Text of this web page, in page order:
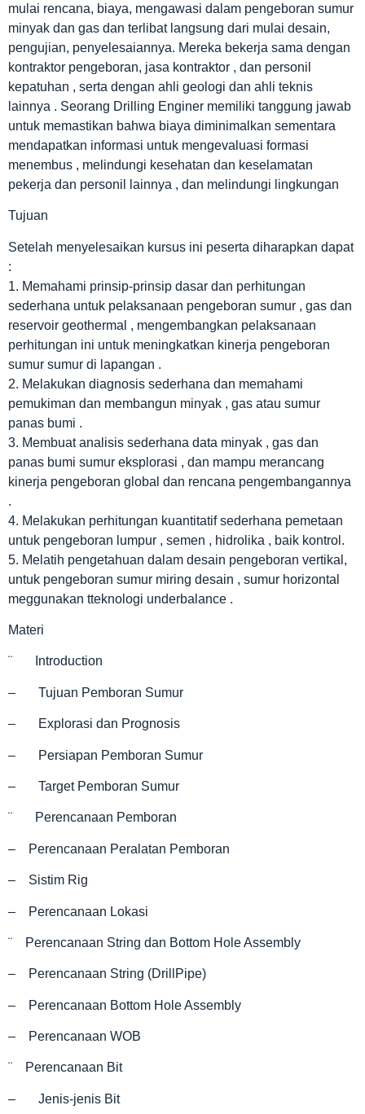
mulai rencana, biaya, mengawasi dalam pengeboran sumur
minyak dan gas dan terlibat langsung dari mulai desain,
pengujian, penyelesaiannya. Mereka bekerja sama dengan
kontraktor pengeboran, jasa kontraktor , dan personil
kepatuhan , serta dengan ahli geologi dan ahli teknis
lainnya . Seorang Drilling Enginer memiliki tanggung jawab
untuk memastikan bahwa biaya diminimalkan sementara
mendapatkan informasi untuk mengevaluasi formasi
menembus , melindungi kesehatan dan keselamatan
pekerja dan personil lainnya , dan melindungi lingkungan
Tujuan
Setelah menyelesaikan kursus ini peserta diharapkan dapat
:
1. Memahami prinsip-prinsip dasar dan perhitungan
sederhana untuk pelaksanaan pengeboran sumur , gas dan
reservoir geothermal , mengembangkan pelaksanaan
perhitungan ini untuk meningkatkan kinerja pengeboran
sumur sumur di lapangan .
2. Melakukan diagnosis sederhana dan memahami
pemukiman dan membangun minyak , gas atau sumur
panas bumi .
3. Membuat analisis sederhana data minyak , gas dan
panas bumi sumur eksplorasi , dan mampu merancang
kinerja pengeboran global dan rencana pengembangannya
.
4. Melakukan perhitungan kuantitatif sederhana pemetaan
untuk pengeboran lumpur , semen , hidrolika , baik kontrol.
5. Melatih pengetahuan dalam desain pengeboran vertikal,
untuk pengeboran sumur miring desain , sumur horizontal
meggunakan tteknologi underbalance .
Materi
¨ Introduction
– Tujuan Pemboran Sumur
– Explorasi dan Prognosis
– Persiapan Pemboran Sumur
– Target Pemboran Sumur
¨ Perencanaan Pemboran
– Perencanaan Peralatan Pemboran
– Sistim Rig
– Perencanaan Lokasi
¨ Perencanaan String dan Bottom Hole Assembly
– Perencanaan String (DrillPipe)
– Perencanaan Bottom Hole Assembly
– Perencanaan WOB
¨ Perencanaan Bit
– Jenis-jenis Bit